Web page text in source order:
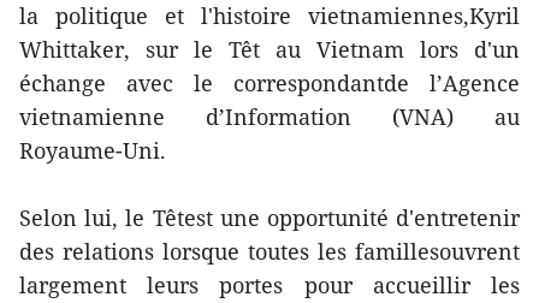
la politique et l'histoire vietnamiennes,Kyril
Whittaker, sur le Têt au Vietnam lors d'un
échange avec le correspondantde l’Agence
vietnamienne d’Information (VNA) au
Royaume-Uni.
Selon lui, le Têtest une opportunité d'entretenir
des relations lorsque toutes les famillesouvrent
largement leurs portes pour accueillir les